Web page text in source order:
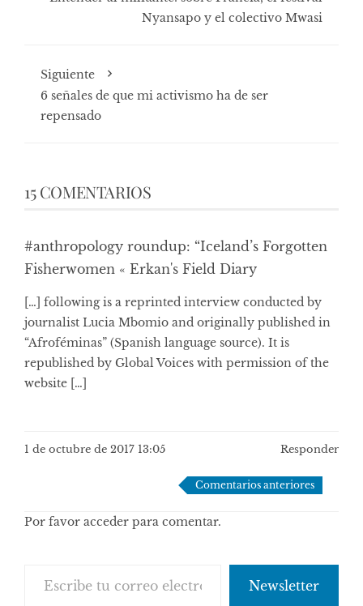
Nyansapo y el colectivo Mwasi
Siguiente
6 señales de que mi activismo ha de ser
repensado
15 COMENTARIOS
#anthropology roundup: “Iceland’s Forgotten
Fisherwomen « Erkan's Field Diary
[…] following is a reprinted interview conducted by
journalist Lucia Mbomio and originally published in
“Afroféminas” (Spanish language source). It is
republished by Global Voices with permission of the
website […]
1 de octubre de 2017 13:05 Responder
comentarios
Comentarios anteriores
Por favor acceder para comentar.
Newsletter